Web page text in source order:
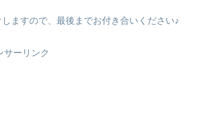
ますので、最後までお付き合いください♪
サーリンク